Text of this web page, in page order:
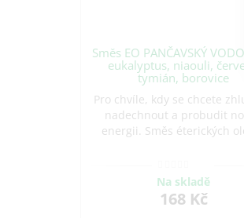
Směs EO PANČAVSKÝ
eukalyptus, niaouli,
tymián, borovice
Pro chvíle, kdy se chcete
nadechnout a probudit
energii. Směs éterických
Na skladě
168 Kč